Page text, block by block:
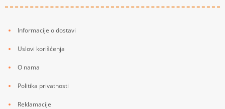
Informacije o dostavi
Uslovi korišćenja
O nama
Politika privatnosti
Reklamacije